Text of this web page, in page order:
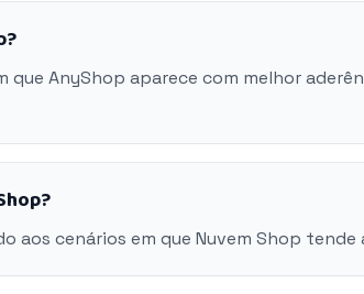
que AnyShop aparece com melhor
aos cenários em que Nuvem Shop